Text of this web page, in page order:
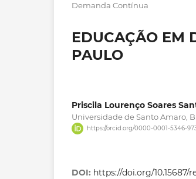
Demanda Contínua
EDUCAÇÃO EM
PAULO
Priscila Lourenço Soares
Universidade de Santo Amaro,
https://orcid.org/0000-0001-5346-
DOI: https://doi.org/10.15687/